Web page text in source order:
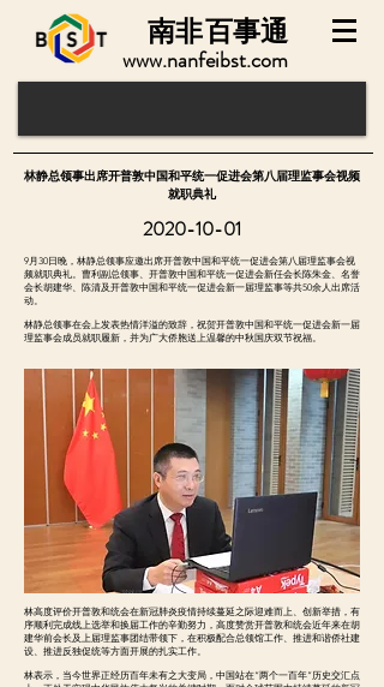
www.nanfeibst.com
百事通
南非
林静总领事出席开普敦中国和平统一促进会第八届理监事会视频
就职典礼
9月30日晚，林静总领事应邀出席开普敦中国和平统一促进会第八届理监事会视
频就职典礼。曹利副总领事、开普敦中国和平统一促进会新任会长陈朱金、名誉
会长胡建华、陈清及开普敦中国和平统一促进会新一届理监事等共50余人出席活
动。
林静总领事在会上发表热情洋溢的致辞，祝贺开普敦中国和平统一促进会新一届
理监事会成员就职履新，并为广大侨胞送上温馨的中秋国庆双节祝福。
林高度评价开普敦和统会在新冠肺炎疫情持续蔓延之际迎难而上、创新举措，有
序顺利完成线上选举和换届工作的辛勤努力，高度赞赏开普敦和统会近年来在胡
建华前会长及上届理监事团结带领下，在积极配合总领馆工作、推进和谐侨社建
设、推进反独促统等方面开展的扎实工作。
林表示，当今世界正经历百年未有之大变局，中国站在“两个一百年”历史交汇点
2020-10-01